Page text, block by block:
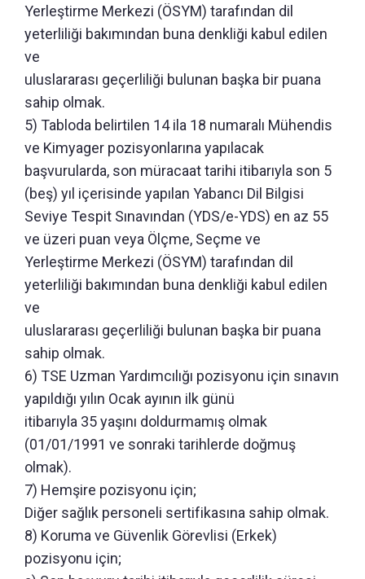
Yerleştirme Merkezi (ÖSYM) tarafından dil
yeterliliği bakımından buna denkliği kabul edilen
ve
uluslararası geçerliliği bulunan başka bir puana
sahip olmak.
5) Tabloda belirtilen 14 ila 18 numaralı Mühendis
ve Kimyager pozisyonlarına yapılacak
başvurularda, son müracaat tarihi itibarıyla son 5
(beş) yıl içerisinde yapılan Yabancı Dil Bilgisi
Seviye Tespit Sınavından (YDS/e-YDS) en az 55
ve üzeri puan veya Ölçme, Seçme ve
Yerleştirme Merkezi (ÖSYM) tarafından dil
yeterliliği bakımından buna denkliği kabul edilen
ve
uluslararası geçerliliği bulunan başka bir puana
sahip olmak.
6) TSE Uzman Yardımcılığı pozisyonu için sınavın
yapıldığı yılın Ocak ayının ilk günü
itibarıyla 35 yaşını doldurmamış olmak
(01/01/1991 ve sonraki tarihlerde doğmuş
olmak).
7) Hemşire pozisyonu için;
Diğer sağlık personeli sertifikasına sahip olmak.
8) Koruma ve Güvenlik Görevlisi (Erkek)
pozisyonu için;